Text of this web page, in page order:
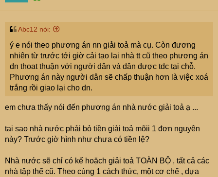
n
s
Abc12 nói:
ý e nói theo phương án nn giải toả mà cụ. Còn đương
nhiên từ trước tới giờ cải tạo lại nhà tt cũ theo phương án
dn thoat thuận với người dân và dân được tdc tại chỗ.
Phương án này người dân sẽ chấp thuận hơn là việc xoá
trắng rồi giao lại cho dn.
em chưa thấy nói đến phương án nhà nước giải toả ạ ...
tại sao nhà nước phải bỏ tiền giải toả mõii 1 đơn nguyên
này? Trước giờ hình như chưa có tiền lệ?
Nhà nước sẽ chỉ có kế hoặch giải toả TOÀN BỘ , tất cả các
nhà tập thể cũ. Theo cùng 1 cách thức, một cơ chế , dựa